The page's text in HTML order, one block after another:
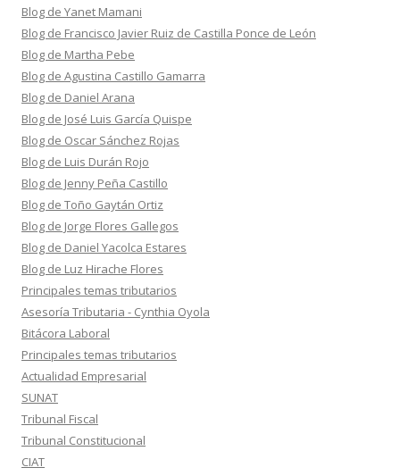
Blog de Yanet Mamani
Blog de Francisco Javier Ruiz de Castilla Ponce de León
Blog de Martha Pebe
Blog de Agustina Castillo Gamarra
Blog de Daniel Arana
Blog de José Luis García Quispe
Blog de Oscar Sánchez Rojas
Blog de Luis Durán Rojo
Blog de Jenny Peña Castillo
Blog de Toño Gaytán Ortiz
Blog de Jorge Flores Gallegos
Blog de Daniel Yacolca Estares
Blog de Luz Hirache Flores
Principales temas tributarios
Asesoría Tributaria - Cynthia Oyola
Bitácora Laboral
Principales temas tributarios
Actualidad Empresarial
SUNAT
Tribunal Fiscal
Tribunal Constitucional
CIAT